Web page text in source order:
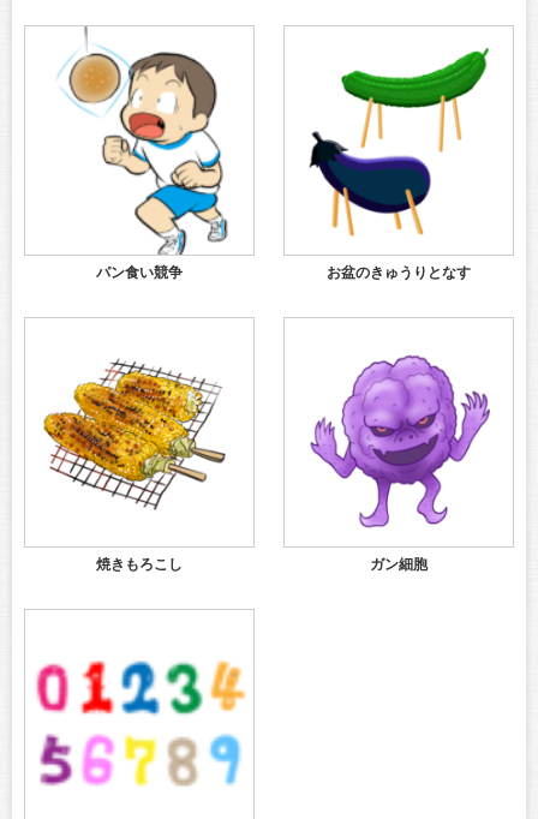
パン食い競争 お盆のきゅうりとなす
焼きもろこし ガン細胞